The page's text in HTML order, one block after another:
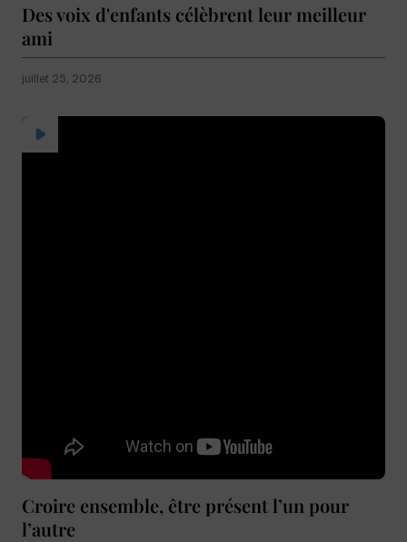
Des voix d'enfants célèbrent leur meilleur
ami
juillet 25, 2026
Croire ensemble, être présent l’un pour
l’autre